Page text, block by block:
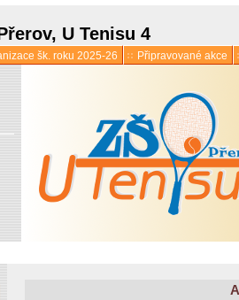
U Tenisu 4
šk. roku 2025-26
Připravované akce